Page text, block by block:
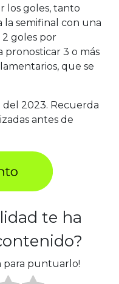
los goles, tanto
la semifinal con una
2 goles por
3 o más
que se
del 2023. Recuerda
antes de
te ha
para puntuarlo!